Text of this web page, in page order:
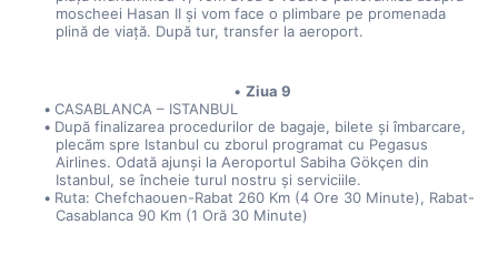
moscheei Hasan II și vom face o plimbare pe promenada
plină de viață. După tur, transfer la aeroport.
Ziua 9
CASABLANCA – ISTANBUL
După finalizarea procedurilor de bagaje, bilete și îmbarcare,
plecăm spre Istanbul cu zborul programat cu Pegasus
Airlines. Odată ajunși la Aeroportul Sabiha Gökçen din
Istanbul, se încheie turul nostru și serviciile.
Ruta: Chefchaouen-Rabat 260 Km (4 Ore 30 Minute), Rabat-
Casablanca 90 Km (1 Oră 30 Minute)